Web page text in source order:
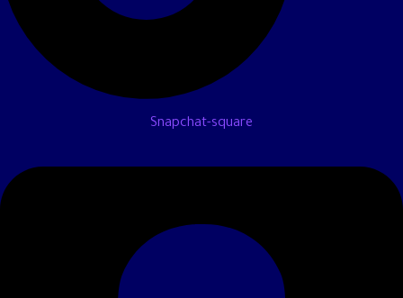
Snapchat-square